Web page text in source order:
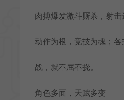
肉搏爆发激斗厮杀，射击
动作为根，竞技为魂；
战，就不屈不挠。
角色多面，天赋多变